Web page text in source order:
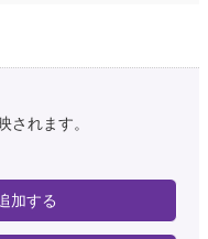
されます。
加する